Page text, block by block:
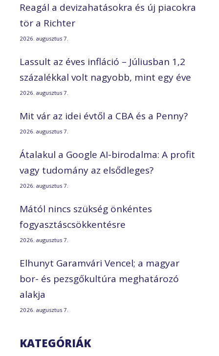
Reagál a devizahatásokra és új piacokra
tör a Richter
2026. augusztus 7.
Lassult az éves infláció – Júliusban 1,2
százalékkal volt nagyobb, mint egy éve
2026. augusztus 7.
Mit vár az idei évtől a CBA és a Penny?
2026. augusztus 7.
Átalakul a Google AI-birodalma: A profit
vagy tudomány az elsődleges?
2026. augusztus 7.
Mától nincs szükség önkéntes
fogyasztáscsökkentésre
2026. augusztus 7.
Elhunyt Garamvári Vencel; a magyar
bor- és pezsgőkultúra meghatározó
alakja
2026. augusztus 7.
KATEGÓRIÁK